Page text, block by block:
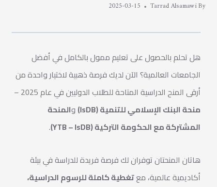
By
Tarrad Alsamawi
2025-03-15
هل تحلم بالحصول على تعليم ممول بالكامل في أفضل
الجامعات العالمية؟ الآن لديك فرصة ذهبية لاختيار واحدة من
أرقى المنح الدراسية المتاحة للطلاب الدوليين في عام 2025 –
منحة البنك الإسلامي للتنمية (IsDB)
والمنحة
المشتركة مع الحكومة التركية (YTB – IsDB)
.
هاتان المنحتان توفران لك فرصة فريدة للدراسة في بيئة
أكاديمية عالمية، معتغطية كاملة للرسوم الدراسية،